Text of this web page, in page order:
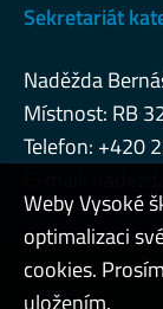
Sekretariát
Naděžda
Místnost: RB
Telefon: +420
Admin
Weby Vysoké
optimalizaci
cookies.
uložením.